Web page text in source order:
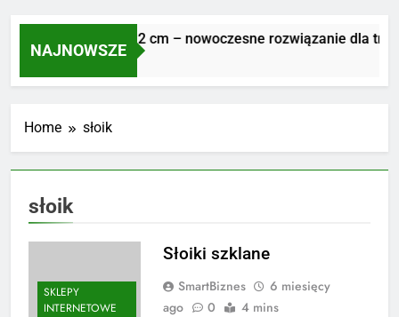
NAJNOWSZE
Płyty tarasowe 2 cm – nowoczesne rozwiązanie dla
1 Tydzień Ago
Home słoik
słoik
SKLEPY
INTERNETOWE
Słoiki szklane
SmartBiznes
6 miesięcy
ago
0 4 mins